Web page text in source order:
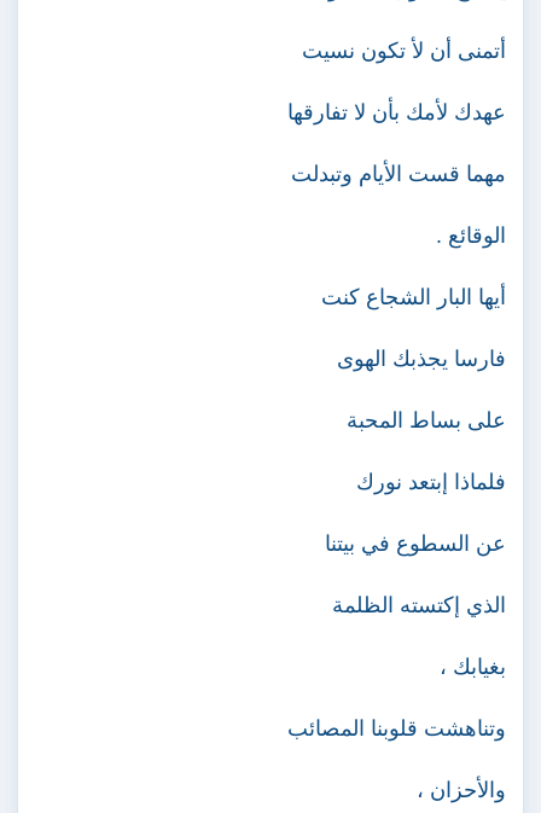
أتمنى أن لأ تكون نسيت
عهدك لأمك بأن لا تفارقها
مهما قست الأيام وتبدلت
الوقائع .
أيها البار الشجاع كنت
فارسا يجذبك الهوى
على بساط المحبة
فلماذا إبتعد نورك
عن السطوع في بيتنا
الذي إكتسته الظلمة
بغيابك ،
وتناهشت قلوبنا المصائب
والأحزان ،